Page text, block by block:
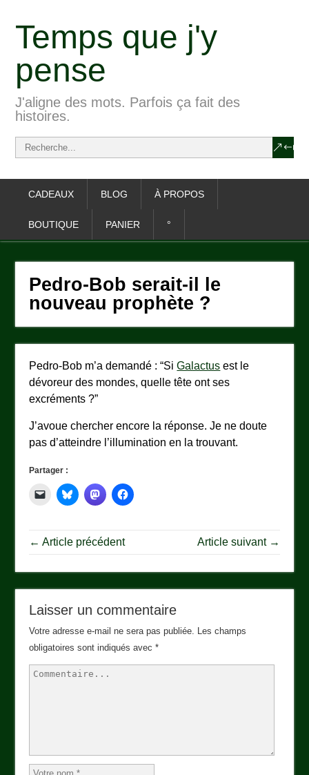
Temps que j'y
pense
J'aligne des mots. Parfois ça fait des
histoires.
CADEAUX BLOG À PROPOS
BOUTIQUE PANIER °
Pedro-Bob serait-il le
nouveau prophète ?
Pedro-Bob m’a demandé : “SiGalactus est le
dévoreur des mondes, quelle tête ont ses
excréments ?”
J’avoue chercher encore la réponse. Je ne doute
pas d’atteindre l’illumination en la trouvant.
Partager :
← Article précédent Article suivant →
Laisser un commentaire
Votre adresse e-mail ne sera pas publiée. Les champs
obligatoires sont indiqués avec*